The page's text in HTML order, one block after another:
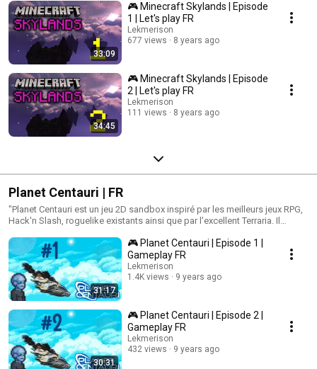
33:09
🎮 Minecraft Skylands | Episode
1 | Let's play FR
Lekmerison
677 views
8 years ago
34:45
🎮 Minecraft Skylands | Episode
2 | Let's play FR
Lekmerison
111 views
8 years ago
Planet Centauri | FR
"Planet Centauri est un jeu 2D sandbox inspiré par les meilleurs jeux RPG,
Hack'n Slash, roguelike existants ainsi que par l'excellent Terraria. Il
création de sorts personnalisés (à la manière de Morrowind), du
multijoueur, de la capture de monstres afin de les apprivoiser, des succès
ayant un véritable impact dans le jeu, de l'agriculture, de la cuisine, de la
pêche, du crafting, de la construction, de la gestion de village, donner du
travail aux PNJs, un système d'électricité révolutionnaire, construire et
personnaliser le comportement de robots, ainsi que beaucoup de mini-
jeux et de mods/jeux créés par des tiers" Source : http://planetcentauri-
fr.gamepedia.com/Planet_Centauri_Wiki
31:17
🎮 Planet Centauri | Episode 1 |
Gameplay FR
Lekmerison
1.4K views
9 years ago
30:31
🎮 Planet Centauri | Episode 2 |
Gameplay FR
Lekmerison
432 views
9 years ago